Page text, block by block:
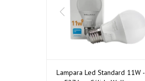
Lampara Led Standard 11W -